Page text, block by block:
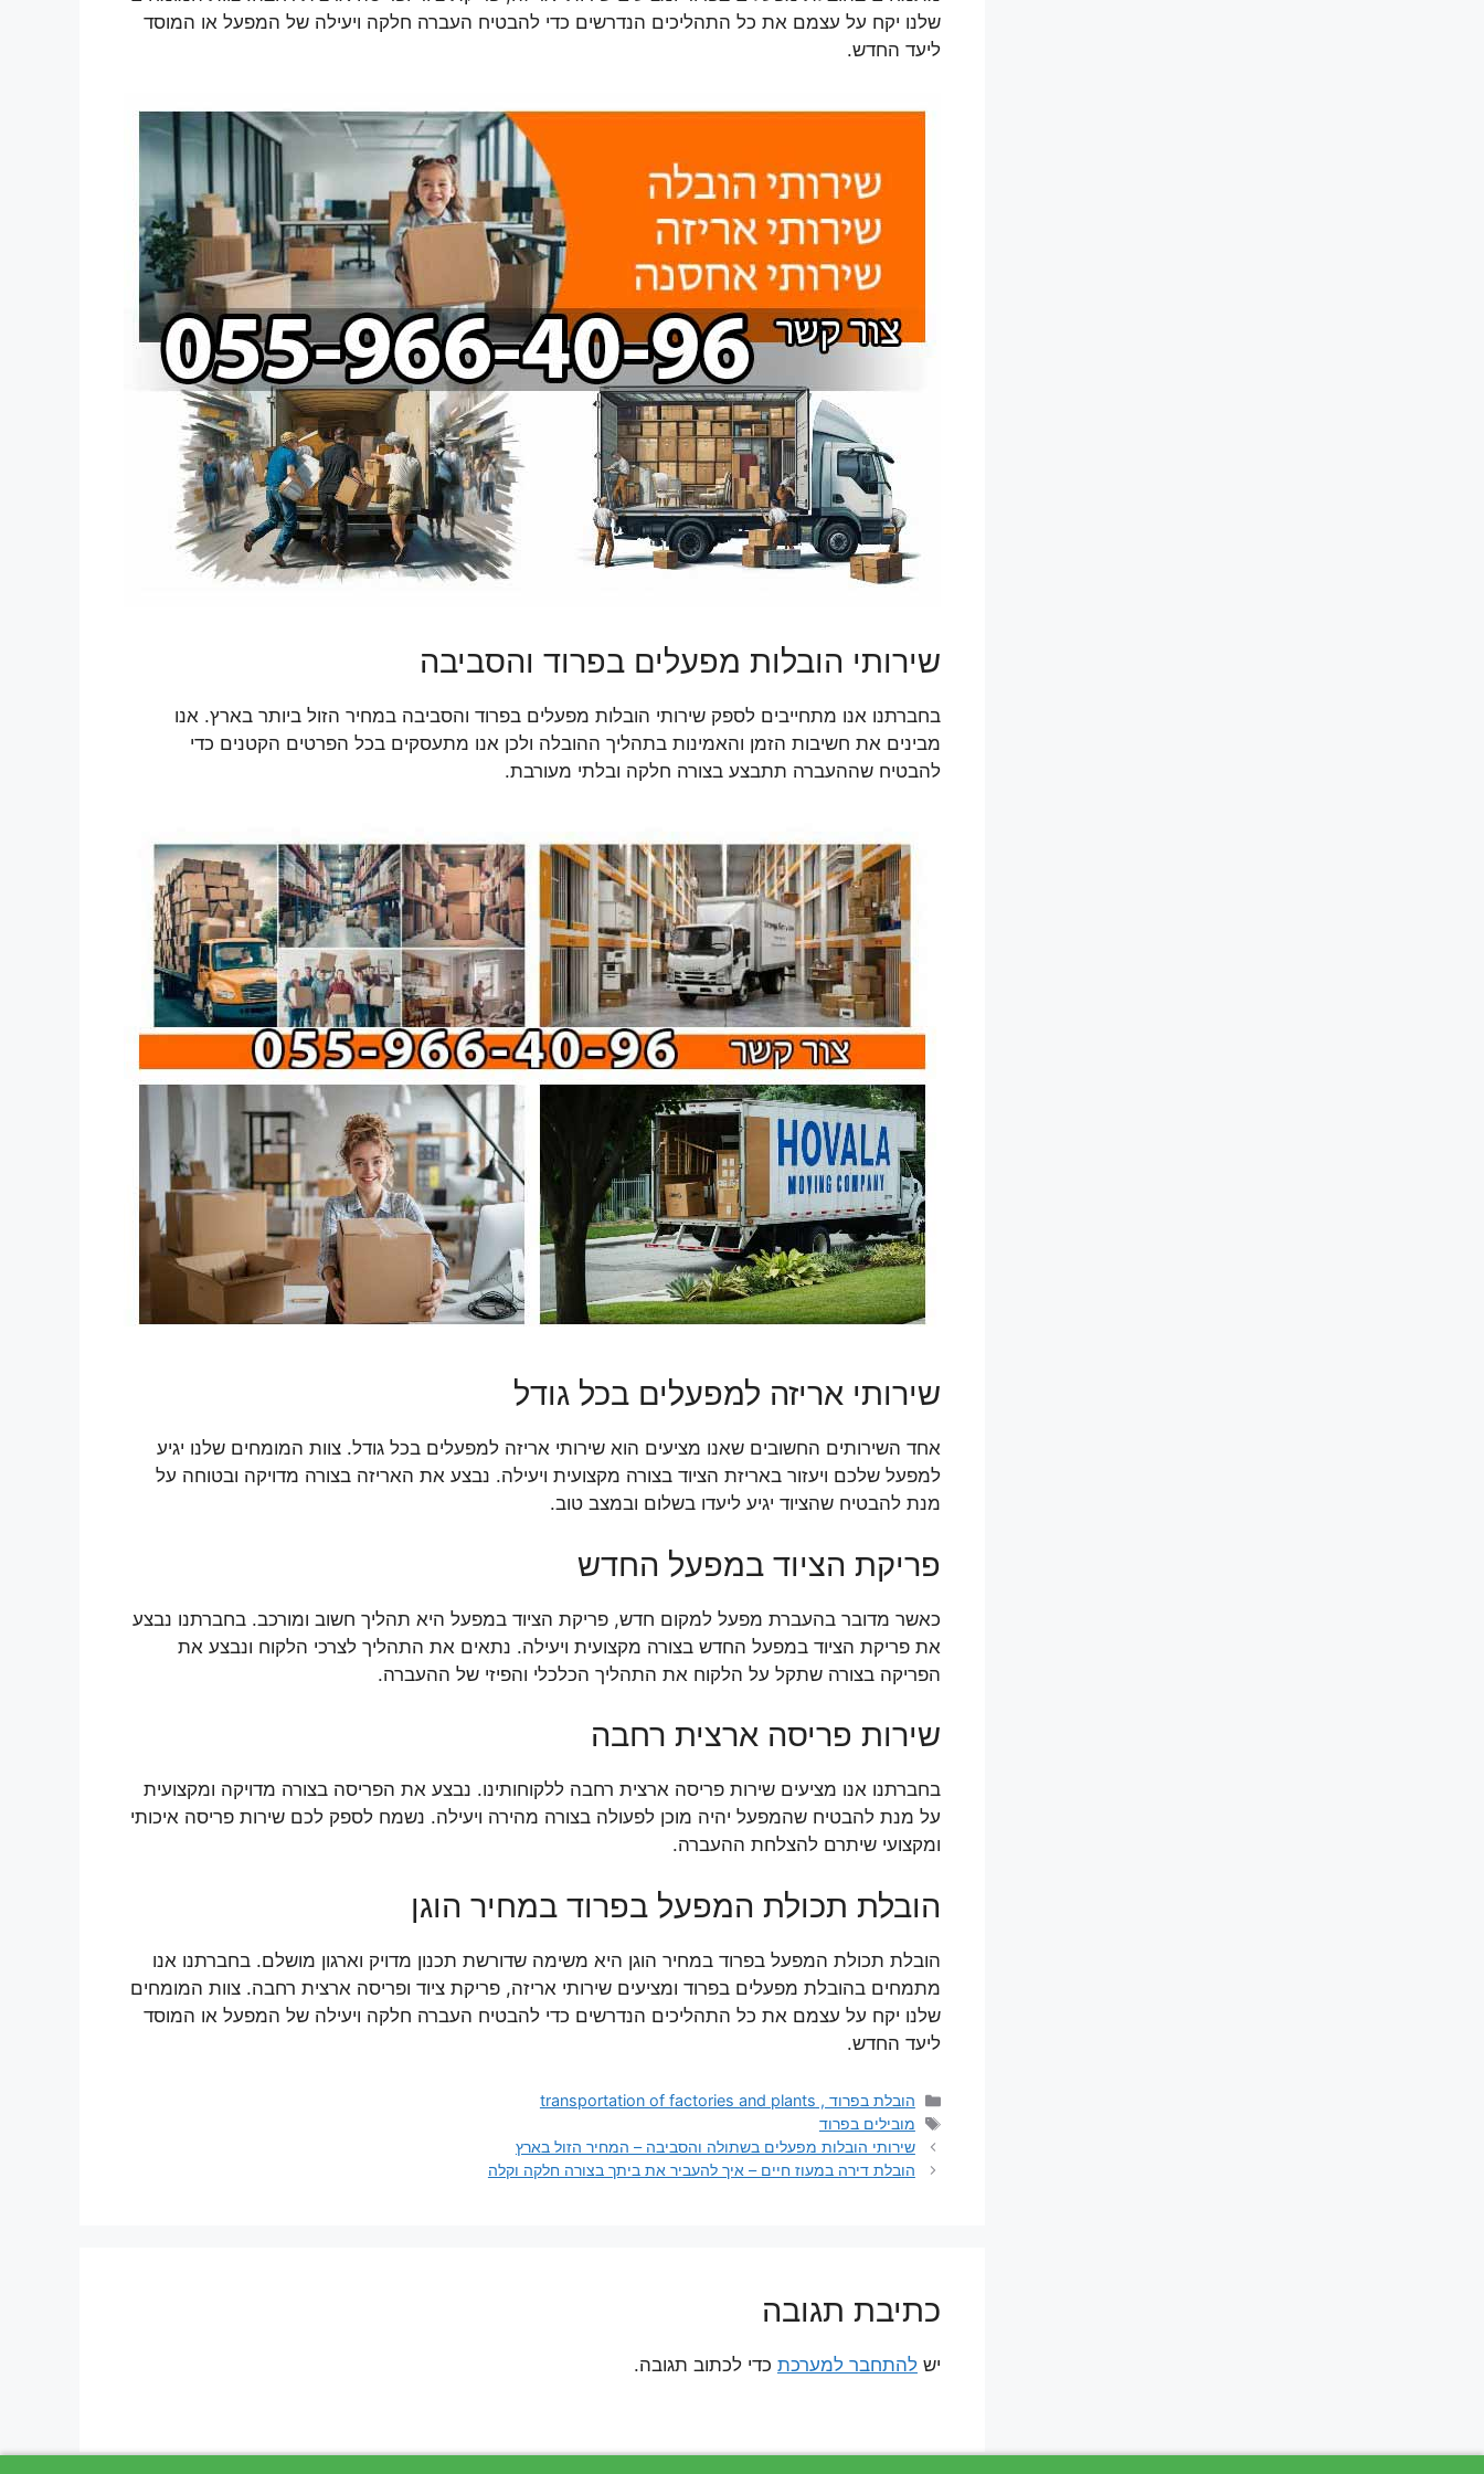
שלנו יקח על עצמם את כל התהליכים הנדרשים כדי להבטיח העברה חלקה ויעילה של המפעל או המוסד
ליעד החדש.
שירותי הובלות מפעלים בפרוד והסביבה
בחברתנו אנו מתחייבים לספק שירותי הובלות מפעלים בפרוד והסביבה במחיר הזול ביותר בארץ. אנו
מבינים את חשיבות הזמן והאמינות בתהליך ההובלה ולכן אנו מתעסקים בכל הפרטים הקטנים כדי
להבטיח שההעברה תתבצע בצורה חלקה ובלתי מעורבת.
שירותי אריזה למפעלים בכל גודל
אחד השירותים החשובים שאנו מציעים הוא שירותי אריזה למפעלים בכל גודל. צוות המומחים שלנו יגיע
למפעל שלכם ויעזור באריזת הציוד בצורה מקצועית ויעילה. נבצע את האריזה בצורה מדויקה ובטוחה על
מנת להבטיח שהציוד יגיע ליעדו בשלום ובמצב טוב.
פריקת הציוד במפעל החדש
כאשר מדובר בהעברת מפעל למקום חדש, פריקת הציוד במפעל היא תהליך חשוב ומורכב. בחברתנו נבצע
את פריקת הציוד במפעל החדש בצורה מקצועית ויעילה. נתאים את התהליך לצרכי הלקוח ונבצע את
הפריקה בצורה שתקל על הלקוח את התהליך הכלכלי והפיזי של ההעברה.
שירות פריסה ארצית רחבה
בחברתנו אנו מציעים שירות פריסה ארצית רחבה ללקוחותינו. נבצע את הפריסה בצורה מדויקה ומקצועית
על מנת להבטיח שהמפעל יהיה מוכן לפעולה בצורה מהירה ויעילה. נשמח לספק לכם שירות פריסה איכותי
ומקצועי שיתרם להצלחת ההעברה.
הובלת תכולת המפעל בפרוד במחיר הוגן
הובלת תכולת המפעל בפרוד במחיר הוגן היא משימה שדורשת תכנון מדויק וארגון מושלם. בחברתנו אנו
מתמחים בהובלת מפעלים בפרוד ומציעים שירותי אריזה, פריקת ציוד ופריסה ארצית רחבה. צוות המומחים
שלנו יקח על עצמם את כל התהליכים הנדרשים כדי להבטיח העברה חלקה ויעילה של המפעל או המוסד
ליעד החדש.
קטגוריות
הובלת בפרוד , transportation of factories and plants
תגיות
מובילים בפרוד
שירותי הובלות מפעלים בשתולה והסביבה – המחיר הזול בארץ
הובלת דירה במעוז חיים – איך להעביר את ביתך בצורה חלקה וקלה
כתיבת תגובה
יש להתחבר למערכת כדי לכתוב תגובה.